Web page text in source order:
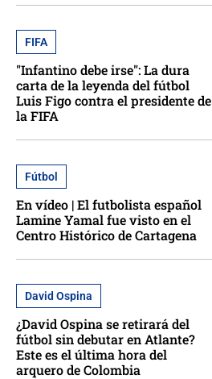
FIFA
"Infantino debe irse": La dura
carta de la leyenda del fútbol
Luis Figo contra el presidente de
la FIFA
Fútbol
En vídeo | El futbolista español
Lamine Yamal fue visto en el
Centro Histórico de Cartagena
David Ospina
¿David Ospina se retirará del
fútbol sin debutar en Atlante?
Este es el última hora del
arquero de Colombia